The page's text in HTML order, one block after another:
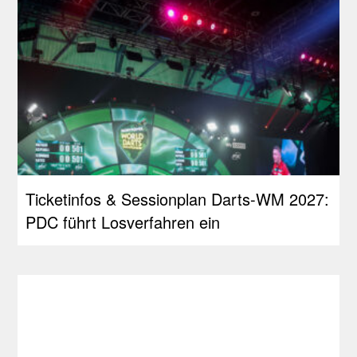
Ticketinfos & Sessionplan Darts-WM 2027:
PDC führt Losverfahren ein